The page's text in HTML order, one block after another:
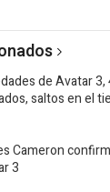
de Avatar
saltos en el
Cameron
3